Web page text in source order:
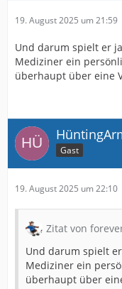
19. August 2025 um 21:59
Und darum spielt er
Mediziner ein
überhaupt über eine
Gast
19. August 2025 um 22:10
Zitat von
Und darum spielt
Mediziner ein
überhaupt über